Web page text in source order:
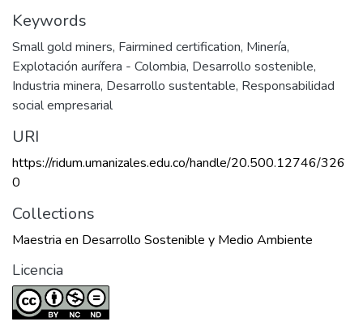
Keywords
Small gold miners, Fairmined certification, Minería,
Explotación aurífera - Colombia, Desarrollo sostenible,
Industria minera, Desarrollo sustentable, Responsabilidad
social empresarial
URI
https://ridum.umanizales.edu.co/handle/20.500.12746/326
0
Collections
Maestria en Desarrollo Sostenible y Medio Ambiente
Licencia